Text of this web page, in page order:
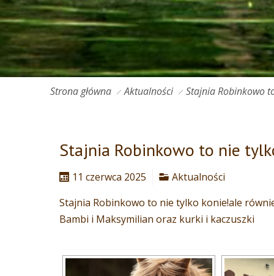
Strona główna Aktualności Stajnia Robinkowo
Stajnia Robinkowo to nie
11 czerwca 2025
Aktualności
Stajnia Robinkowo to nie tylko konie!ale
Bambi i Maksymilian oraz kurki i kaczuszki